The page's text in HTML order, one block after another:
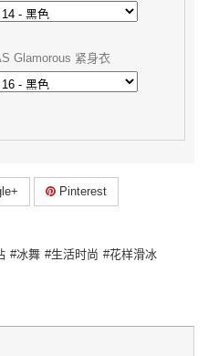
Glamorous 紧身衣
Pinterest
冰舞 生活时尚
花样滑冰